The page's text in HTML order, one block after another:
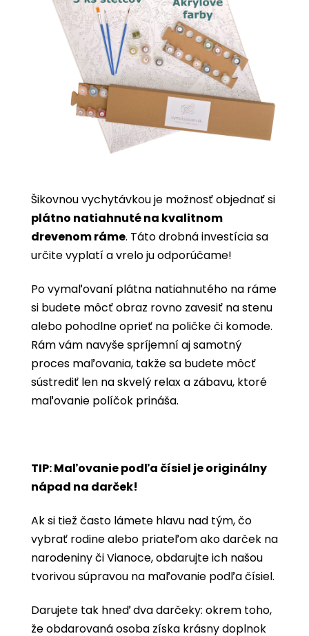
Šikovnou vychytávkou je možnosť objednať si
plátno natiahnuté na kvalitnom
drevenom ráme. Táto drobná investícia sa
určite vyplatí a vrelo ju odporúčame!
Po vymaľovaní plátna natiahnutého na ráme
si budete môcť obraz rovno zavesiť na stenu
alebo pohodlne oprieť na poličke či komode.
Rám vám navyše spríjemní aj samotný
proces maľovania, takže sa budete môcť
sústrediť len na skvelý relax a zábavu, ktoré
maľovanie políčok prináša.
TIP: Maľovanie podľa čísiel je originálny
nápad na darček!
Ak si tiež často lámete hlavu nad tým, čo
vybrať rodine alebo priateľom ako darček na
narodeniny či Vianoce, obdarujte ich našou
tvorivou súpravou na maľovanie podľa čísiel.
Darujete tak hneď dva darčeky: okrem toho,
že obdarovaná osoba získa krásny doplnok